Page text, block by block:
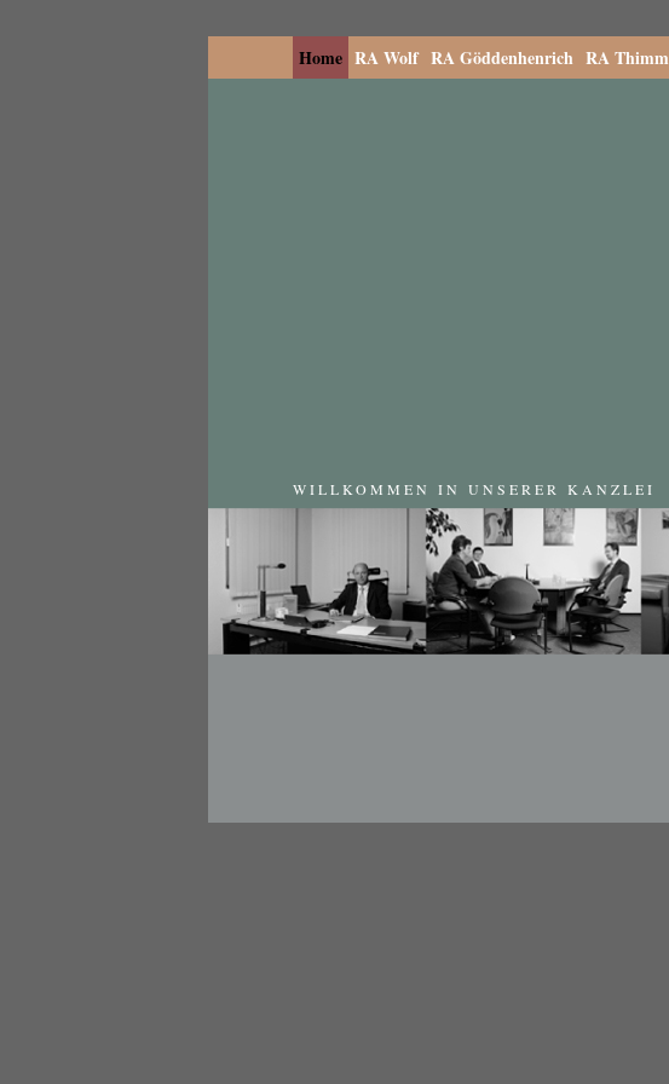
Home RA Wolf RA Göddenhenrich RA Thimm
WILLKOMMEN IN UNSERER KANZLEI